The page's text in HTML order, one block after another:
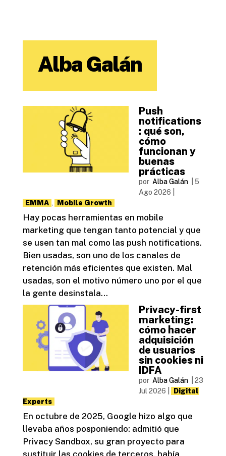
Alba Galán
Push
notifications
: qué son,
cómo
funcionan y
buenas
prácticas
por Alba Galán
5
Ago 2026
EMMA , Mobile Growth
Hay pocas herramientas en mobile
marketing que tengan tanto potencial y que
se usen tan mal como las push notifications.
Bien usadas, son uno de los canales de
retención más eficientes que existen. Mal
usadas, son el motivo número uno por el que
la gente desinstala...
Privacy-first
marketing:
cómo hacer
adquisición
de usuarios
sin cookies ni
IDFA
por Alba Galán
23
Jul 2026
Digital
Experts
En octubre de 2025, Google hizo algo que
llevaba años posponiendo: admitió que
Privacy Sandbox, su gran proyecto para
sustituir las cookies de terceros, había